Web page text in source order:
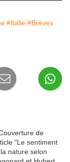
#Italie #Brèves